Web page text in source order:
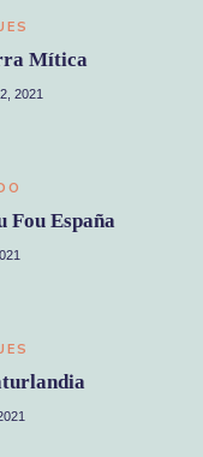
Mítica
2021
España